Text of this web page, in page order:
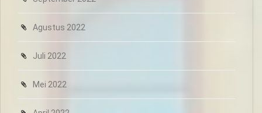
Agustus 2022
Juli 2022
Mei 2022